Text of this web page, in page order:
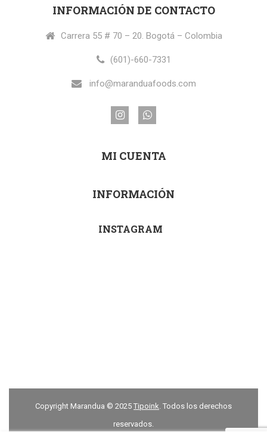
INFORMACIÓN DE CONTACTO
Carrera 55 # 70 – 20. Bogotá – Colombia
(601)-660-7331
info@maranduafoods.com
MI CUENTA
INFORMACIÓN
INSTAGRAM
Copyright Marandua © 2025 Tipoink. Todos los derechos
reservados.